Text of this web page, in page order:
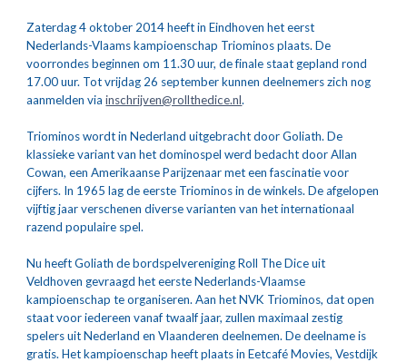
Zaterdag 4 oktober 2014 heeft in Eindhoven het eerst
Nederlands-Vlaams kampioenschap Triominos plaats. De
voorrondes beginnen om 11.30 uur, de finale staat gepland rond
17.00 uur. Tot vrijdag 26 september kunnen deelnemers zich nog
aanmelden via inschrijven@rollthedice.nl.
Triominos wordt in Nederland uitgebracht door Goliath. De
klassieke variant van het dominospel werd bedacht door Allan
Cowan, een Amerikaanse Parijzenaar met een fascinatie voor
cijfers. In 1965 lag de eerste Triominos in de winkels. De afgelopen
vijftig jaar verschenen diverse varianten van het internationaal
razend populaire spel.
Nu heeft Goliath de bordspelvereniging Roll The Dice uit
Veldhoven gevraagd het eerste Nederlands-Vlaamse
kampioenschap te organiseren. Aan het NVK Triominos, dat open
staat voor iedereen vanaf twaalf jaar, zullen maximaal zestig
spelers uit Nederland en Vlaanderen deelnemen. De deelname is
gratis. Het kampioenschap heeft plaats in Eetcafé Movies, Vestdijk